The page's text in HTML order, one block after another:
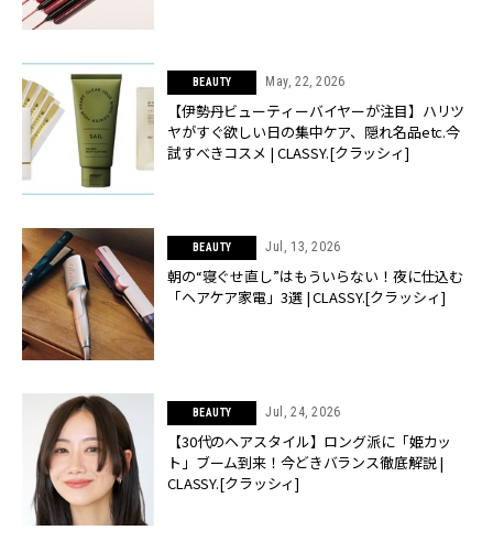
BEAUTY May, 22, 2026
【伊勢丹ビューティーバイヤーが注目】ハリツ
ヤがすぐ欲しい日の集中ケア、隠れ名品etc.今
試すべきコスメ | CLASSY.[クラッシィ]
BEAUTY Jul, 13, 2026
朝の“寝ぐせ直し”はもういらない！夜に仕込む
「ヘアケア家電」3選 | CLASSY.[クラッシィ]
BEAUTY Jul, 24, 2026
【30代のヘアスタイル】ロング派に「姫カッ
ト」ブーム到来！今どきバランス徹底解説 |
CLASSY.[クラッシィ]